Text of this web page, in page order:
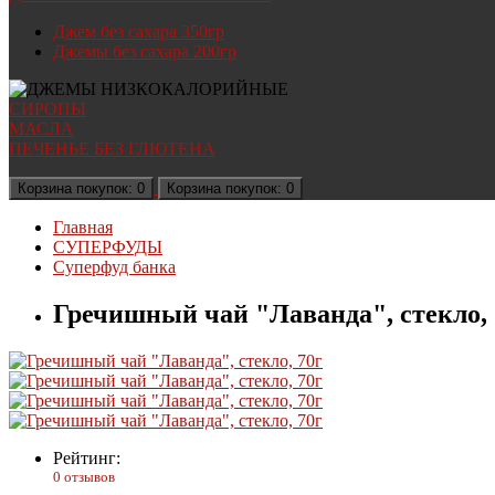
Джем без сахара 350гр
Джемы без сахара 200гр
СИРОПЫ
МАСЛА
ПЕЧЕНЬЕ БЕЗ ГЛЮТЕНА
Корзина покупок: 0 Корзина покупок: 0
Главная
СУПЕРФУДЫ
Суперфуд банка
Гречишный чай "Лаванда", стекло,
Рейтинг:
0 отзывов